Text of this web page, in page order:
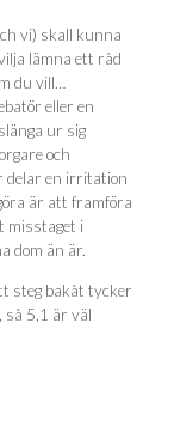
vi) skall kunna
lämna ett råd
du vill…
eller en
ur sig
och
delar en irritation
är att framföra
misstaget i
dom än är.
steg bakåt tycker
så 5,1 är väl